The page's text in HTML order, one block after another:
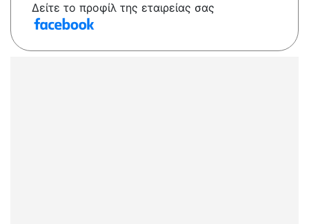
Δείτε το προφίλ της εταιρείας σας